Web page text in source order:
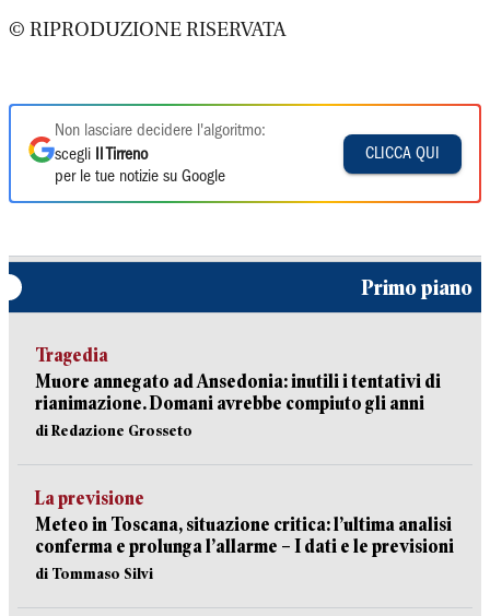
© RIPRODUZIONE RISERVATA
Non lasciare decidere l'algoritmo:
scegli
Il Tirreno
per le tue notizie su Google
CLICCA QUI
Primo piano
Tragedia
Muore annegato ad Ansedonia: inutili i tentativi di
rianimazione. Domani avrebbe compiuto gli anni
di Redazione Grosseto
La previsione
Meteo in Toscana, situazione critica: l’ultima analisi
conferma e prolunga l’allarme – I dati e le previsioni
di Tommaso Silvi